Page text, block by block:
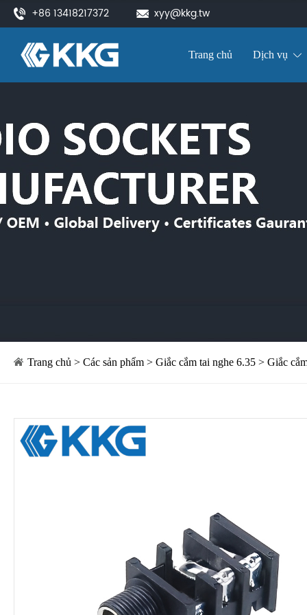
+86 13418217372 xyy@kkg.tw
Trang chủ Dịch vụ
Trang chủ > Các sản phẩm > Giắc cắm tai nghe 6.35 > Giắc